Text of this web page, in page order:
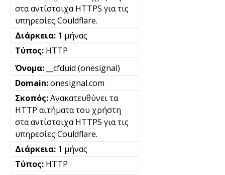
στα αντίστοιχα HTTPS για τις
υπηρεσίες Couldflare.
1 μήνας
HTTP
__cfduid (onesignal)
onesignal.com
Ανακατευθύνει τα
HTTP αιτήματα του χρήστη
στα αντίστοιχα HTTPS για τις
υπηρεσίες Couldflare.
1 μήνας
HTTP